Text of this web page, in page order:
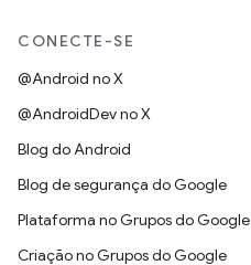
CONECTE-SE
@Android no X
@AndroidDev no X
Blog do Android
Blog de segurança do Google
Plataforma no Grupos do Google
Criação no Grupos do Google